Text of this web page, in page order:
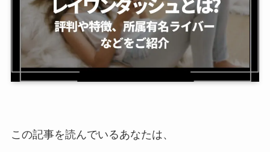
この記事を読んでいるあなたは、